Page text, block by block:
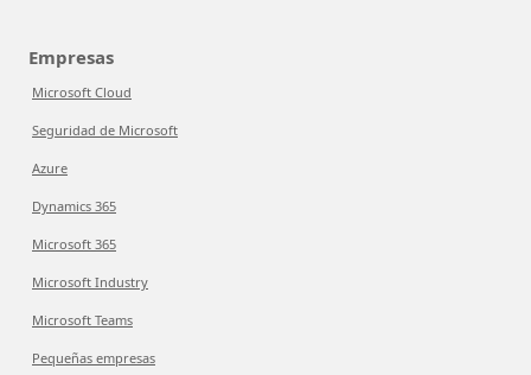
Empresas
Microsoft Cloud
Seguridad de Microsoft
Azure
Dynamics 365
Microsoft 365
Microsoft Industry
Microsoft Teams
Pequeñas empresas